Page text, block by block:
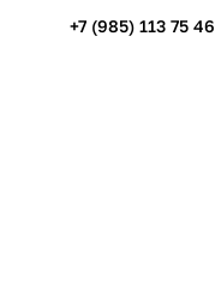
+7 (985) 113 75 46